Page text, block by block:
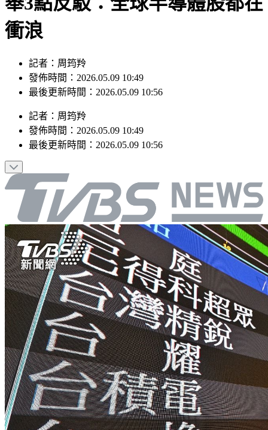
衝浪
發佈時間：2026.05.09 10:49
最後更新時間：2026.05.09 10:56
發佈時間：2026.05.09 10:49
最後更新時間：2026.05.09 10:56